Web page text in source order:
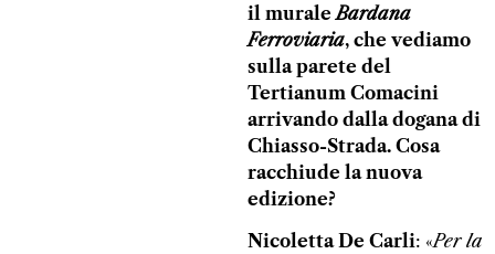
il muraleBardana
Ferroviaria, che vediamo
sulla parete del
Tertianum Comacini
arrivando dalla dogana di
Chiasso-Strada. Cosa
racchiude la nuova
edizione?
Nicoletta De Carli: «Per la